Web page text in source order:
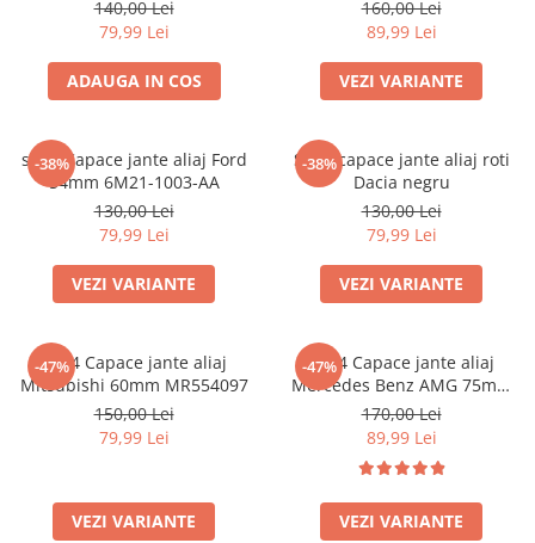
140,00 Lei
79,99 Lei
ADAUGA IN COS
160,00 Lei
89,99 Lei
VEZI VARIANTE
-38%
set 4 Capace jante aliaj Ford
54mm 6M21-1003-AA
130,00 Lei
79,99 Lei
VEZI VARIANTE
-38%
Set 4 capace jante aliaj roti
Dacia negru
130,00 Lei
79,99 Lei
VEZI VARIANTE
-47%
set 4 Capace jante aliaj
Mitsubishi 60mm MR554097
150,00 Lei
79,99 Lei
VEZI VARIANTE
-47%
set 4 Capace jante aliaj
Mercedes Benz AMG 75mm
(inel prindere) A0004003100
170,00 Lei
89,99 Lei
VEZI VARIANTE